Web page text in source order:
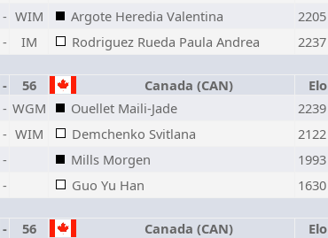
- WIM Argote Heredia Valentina 2205
- IM Rodriguez Rueda Paula Andrea 2237
- 56 Canada (CAN) Elo
- WGM Ouellet Maili-Jade 2239
- WIM Demchenko Svitlana 2122
- Mills Morgen 1993
- Guo Yu Han 1630
- 56 Canada (CAN) Elo